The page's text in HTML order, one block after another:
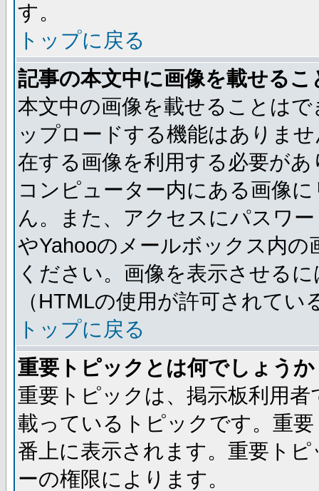
す。
トップに戻る
記事の本文中に画像を載せる
本文中の画像を載せることは
ップロードする機能はありま
在する画像を利用する必要が
コンピューター内にある画像
ん。また、アクセスにパスワ
やYahooのメールボックス内
ください。画像を表示させる
（HTMLの使用が許可されて
トップに戻る
重要トピックとは何でしょうか
重要トピックは、掲示板利用
載っているトピックです。重
番上に表示されます。重要ト
ーの権限によります。